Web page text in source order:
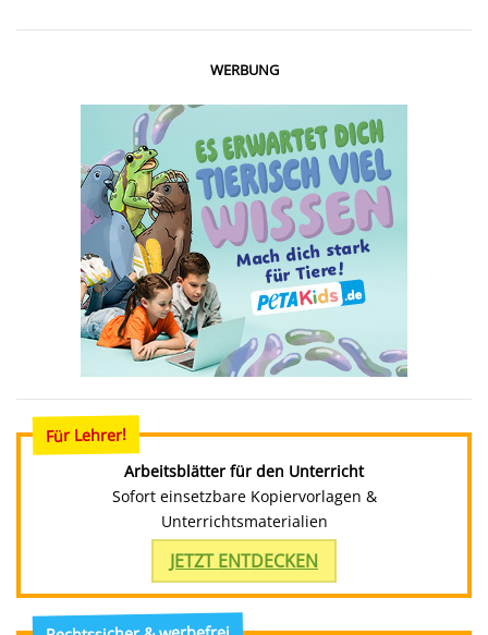
WERBUNG
Für Lehrer!
Arbeitsblätter für den Unterricht
Sofort einsetzbare Kopiervorlagen &
Unterrichtsmaterialien
JETZT ENTDECKEN